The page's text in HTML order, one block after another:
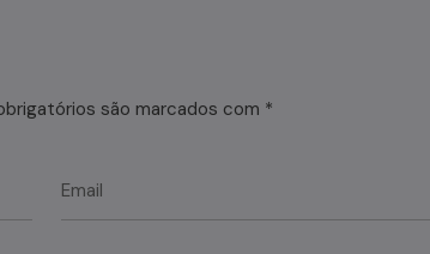
são marcados com *